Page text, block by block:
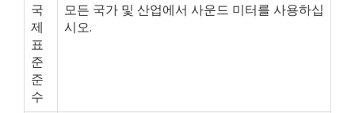
국
제
표
준
준
수
모든 국가 및 산업에서 사운드 미터를 사용하십
시오.